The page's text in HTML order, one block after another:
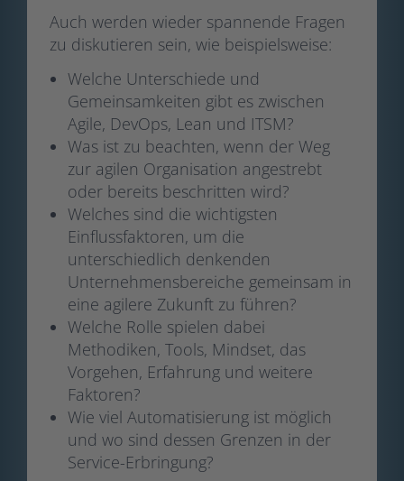
Auch werden wieder spannende Fragen
zu diskutieren sein, wie beispielsweise:
Welche Unterschiede und
Gemeinsamkeiten gibt es zwischen
Agile, DevOps, Lean und ITSM?
Was ist zu beachten, wenn der Weg
zur agilen Organisation angestrebt
oder bereits beschritten wird?
Welches sind die wichtigsten
Einflussfaktoren, um die
unterschiedlich denkenden
Unternehmensbereiche gemeinsam in
eine agilere Zukunft zu führen?
Welche Rolle spielen dabei
Methodiken, Tools, Mindset, das
Vorgehen, Erfahrung und weitere
Faktoren?
Wie viel Automatisierung ist möglich
und wo sind dessen Grenzen in der
Service-Erbringung?